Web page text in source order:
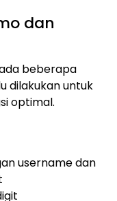
dan
beberapa
dilakukan untuk
optimal.
username dan